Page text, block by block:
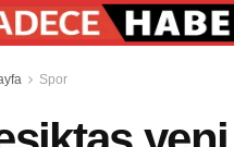
Spor